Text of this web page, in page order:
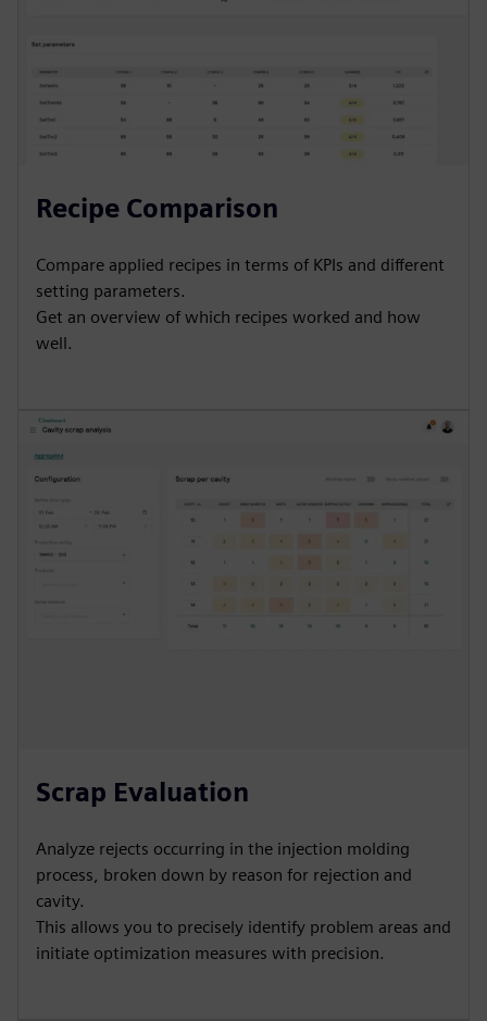
Recipe Comparison
Compare applied recipes in terms of KPIs and different
setting parameters.
Get an overview of which recipes worked and how
well.
Scrap Evaluation
Analyze rejects occurring in the injection molding
process, broken down by reason for rejection and
cavity.
This allows you to precisely identify problem areas and
initiate optimization measures with precision.